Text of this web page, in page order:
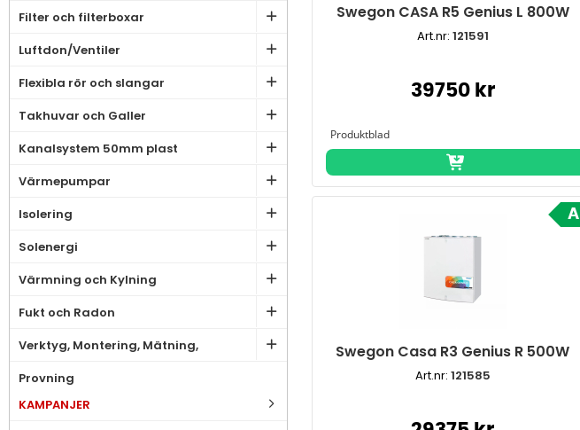
Filter och filterboxar
Luftdon/Ventiler
Flexibla rör och slangar
Takhuvar och Galler
Kanalsystem 50mm plast
Värmepumpar
Isolering
Solenergi
Värmning och Kylning
Fukt och Radon
Verktyg, Montering, Mätning,
Provning
KAMPANJER
Swegon CASA R5 Genius L 800W
Art.nr: 121591
39750 kr
Swegon Casa R3 Genius R 500W
Art.nr: 121585
A